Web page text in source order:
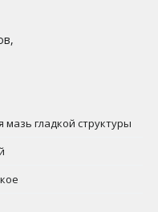
гладкой структуры